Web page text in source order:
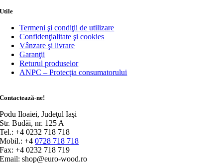
Utile
Termeni şi condiţii de utilizare
Confidenţialitate şi cookies
Vânzare şi livrare
Garanţii
Returul produselor
ANPC – Protecţia consumatorului
Contactează-ne!
Podu Iloaiei, Judeţul Iaşi
Str. Budăi, nr. 125 A
Tel.: +4 0232 718 718
Mobil.: +40728 718 718
Fax: +4 0232 718 719
Email: shop@euro-wood.ro